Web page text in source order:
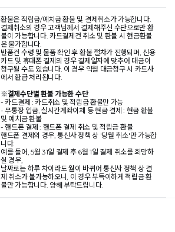
환불은 적립금/예치금 환불 및 결제취소가 가능합니다.
결제취소의 경우 고객님께서 결제해주신 수단으로만 환
불이 가능합니다. 카드결제건 취소 및 환불 시 현금환불
은 불가합니다.
반품건 수령 및 물품 확인 후 환불 절차가 진행되며, 신용
카드 및 휴대폰 결제의 경우 결제일자에 맞추어 대금이
청구될 수도 있습니다. 이 경우 익월 대금청구 시 카드사
에서 환급 처리됩니다.
※결제수단별 환불 가능한 수단
- 카드결제 : 카드취소 및 적립금 환불만 가능
- 무통장 입금, 실시간계좌이체 등 현금 결제 : 현금 환불
및 예치금 환불
- 핸드폰 결제 : 핸드폰 결제 취소 및 적립금 환불
핸드폰 결제의 경우, 통신사 정책 상 '당월 취소'만 가능합
니다.
예를 들어, 5월 31일 결제 후 6월 1일 결제 취소를 희망하
실 경우,
날짜로는 하루 차이라도 월이 바뀌어 통신사 정책 상 결
제 취소가 불가능하오니, 이 경우 부득이하게 적립금 환
불만 가능합니다. 양해 부탁드립니다.